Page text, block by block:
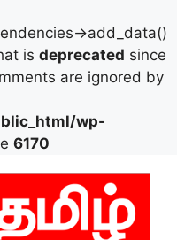
>add_data()
is deprecated since
are ignored by
wp-
6170